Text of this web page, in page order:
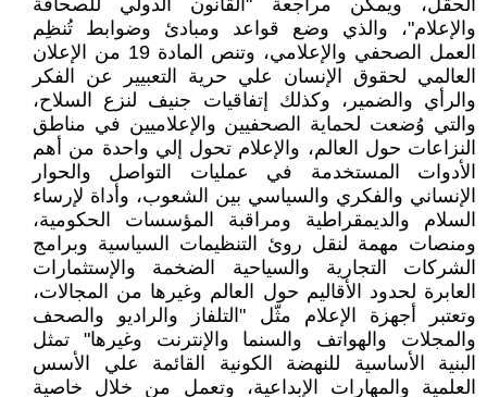
الحقل، ويمكن مراجعة "القانون الدولي للصحافة
والإعلام"، والذي وضع قواعد ومبادئ وضوابط تُنظِم
العمل الصحفي والإعلامي، وتنص المادة 19 من الإعلان
العالمي لحقوق الإنسان علي حرية التعبيير عن الفكر
والرأي والضمير، وكذلك إتفاقيات جنيف لنزع السلاح،
والتي وُضعت لحماية الصحفيين والإعلاميين في مناطق
النزاعات حول العالم، والإعلام تحول إلي واحدة من أهم
الأدوات المستخدمة في عمليات التواصل والحوار
الإنساني والفكري والسياسي بين الشعوب، وأداة لإرساء
السلام والديمقراطية ومراقبة المؤسسات الحكومية،
ومنصات مهمة لنقل روئ التنظيمات السياسية وبرامج
الشركات التجارية والسياحية الضخمة والإستثمارات
العابرة لحدود الأقاليم حول العالم وغيرها من المجالات،
وتعتبر أجهزة الإعلام مثّل "التلفاز والراديو والصحف
والمجلات والهواتف والسنما والإنترنت وغيرها" تمثل
البنية الأساسية للنهضة الكونية القائمة علي الأسس
العلمية والمهارات الإبداعية، وتعمل من خلال خاصية